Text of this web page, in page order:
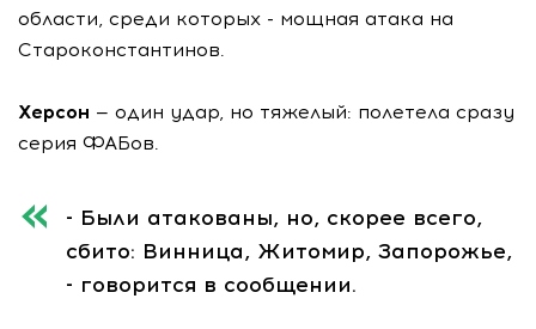
области, среди которых - мощная атака на
Староконстантинов.
Херсон — один удар, но тяжелый: полетела сразу
серия ФАБов.
- Были атакованы, но, скорее всего,
сбито: Винница, Житомир, Запорожье,
- говорится в сообщении.